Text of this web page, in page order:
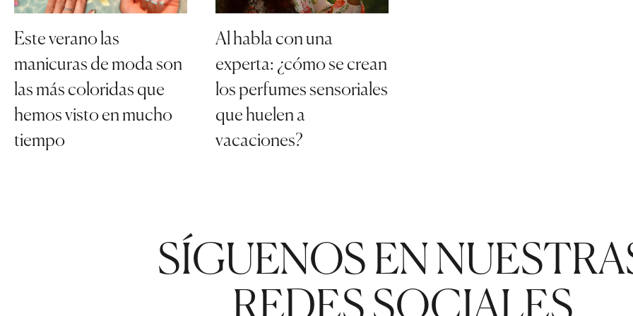
Este verano las
manicuras de moda son
las más coloridas que
hemos visto en mucho
tiempo
Al habla con una
experta: ¿cómo se crean
los perfumes sensoriales
que huelen a
vacaciones?
SÍGUENOS EN